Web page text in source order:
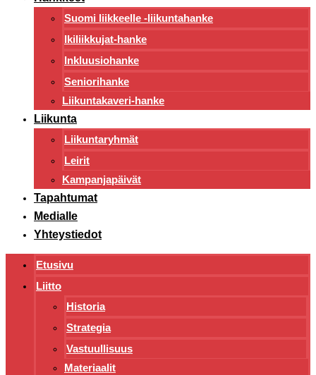
Suomi liikkeelle -liikuntahanke
Ikiliikkujat-hanke
Inkluusiohanke
Seniorihanke
Liikuntakaveri-hanke
Liikunta
Liikuntaryhmät
Leirit
Kampanjapäivät
Tapahtumat
Medialle
Yhteystiedot
Etusivu
Liitto
Historia
Strategia
Vastuullisuus
Materiaalit